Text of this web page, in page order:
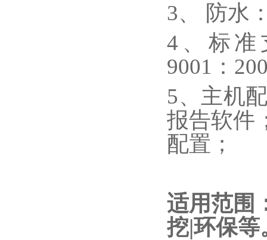
3、 防水
4、标准
9001：
5、主机
报告软件
配置；
适用范围
挖|环保等